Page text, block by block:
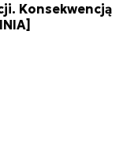
Konsekwencją